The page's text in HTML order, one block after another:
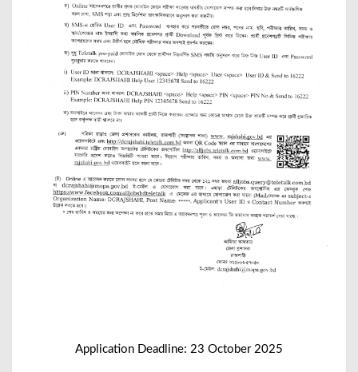
Application Deadline: 23 October 2025